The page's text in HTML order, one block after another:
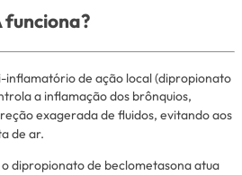
funciona?
inflamatório de ação local (dipropionato
a inflamação dos brônquios,
exagerada de fluidos, evitando aos
de ar.
dipropionato de beclometasona atua